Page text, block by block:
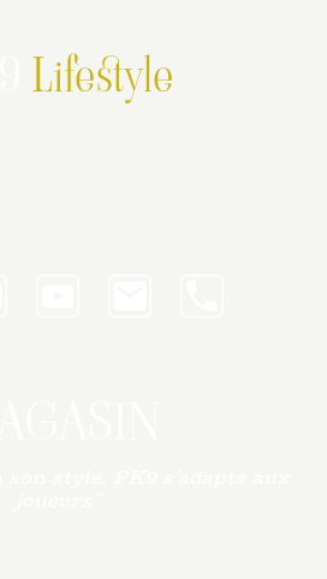
Lifestyle